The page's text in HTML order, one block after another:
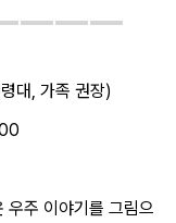
대, 가족 권장)
우주 이야기를 그림으